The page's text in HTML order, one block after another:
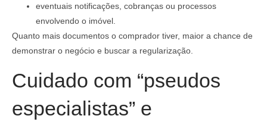
eventuais notificações, cobranças ou processos
envolvendo o imóvel.
Quanto mais documentos o comprador tiver, maior a chance de
demonstrar o negócio e buscar a regularização.
Cuidado com “pseudos
especialistas” e